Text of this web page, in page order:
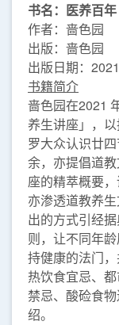
书名：医养百
作者：啬色园
出版：啬色园
出版日期：
书籍简介
啬色园在2021
养生讲座」，
罗大众认识廿
余，亦提倡道
座的精萃概要
亦渗透道教养
出的方式引经
则，让不同年
持健康的法门
热饮食宜忌、
禁忌、酸硷食
绍。